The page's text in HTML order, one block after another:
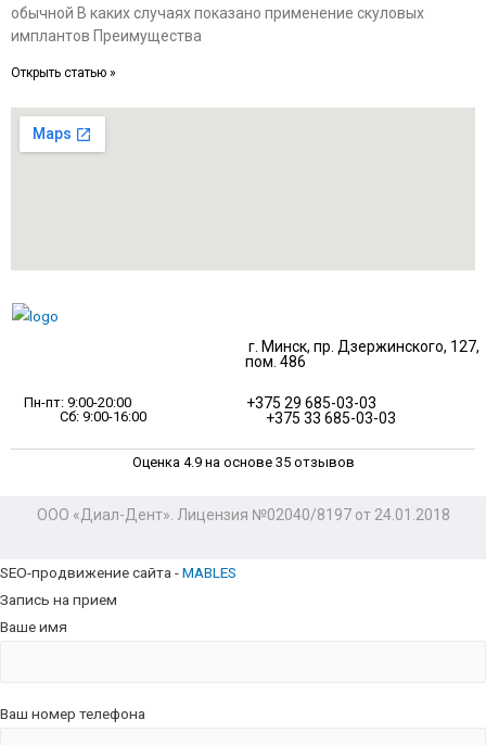
обычной В каких случаях показано применение скуловых
имплантов Преимущества
Открыть статью »
г. Минск, пр. Дзержинского, 127,
пом. 486
Пн-пт: 9:00-20:00
Сб: 9:00-16:00
+375 29 685-03-03
+375 33 685-03-03
Оценка 4.9 на основе 35 отзывов
ООО «Диал-Дент». Лицензия №02040/8197 от 24.01.2018
SEO-продвижение сайта -MABLES
Запись на прием
Ваше имя
Ваш номер телефона